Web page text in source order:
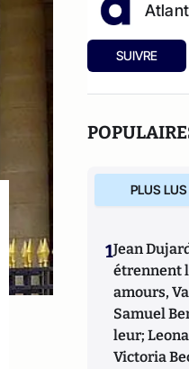
SUIVRE
PLUS LUS
1Jean
étrennent
amours,
Samuel
leur;
Victoria